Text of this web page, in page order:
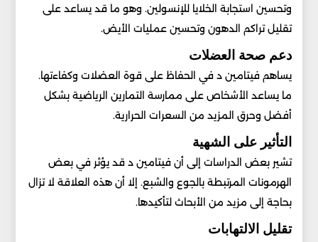
وتحسين استجابة الخلايا للإنسولين. وهو ما قد يساعد على
تقليل تراكم الدهون وتحسين عمليات الأيض.
دعم صحة العضلات
يساهم فيتامين د في الحفاظ على قوة العضلات وكفاءتها.
ما يساعد الأشخاص على ممارسة التمارين الرياضية بشكل
أفضل وحرق المزيد من السعرات الحرارية.
التأثير على الشهية
تشير بعض الدراسات إلى أن فيتامين د قد يؤثر في بعض
الهرمونات المرتبطة بالجوع والشبع. إلا أن هذه العلاقة لا تزال
بحاجة إلى مزيد من الأبحاث لتأكيدها.
تقليل الالتهابات